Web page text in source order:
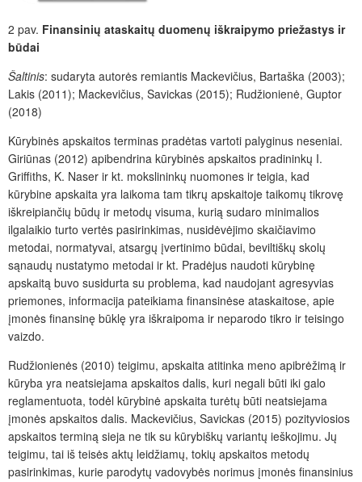
2 pav. Finansinių ataskaitų duomenų iškraipymo priežastys ir
būdai
Šaltinis: sudaryta autorės remiantis Mackevičius, Bartaška (2003);
Lakis (2011); Mackevičius, Savickas (2015); Rudžionienė, Guptor
(2018)
Kūrybinės apskaitos terminas pradėtas vartoti palyginus neseniai.
Giriūnas (2012) apibendrina kūrybinės apskaitos pradininkų I.
Griffiths, K. Naser ir kt. mokslininkų nuomones ir teigia, kad
kūrybine apskaita yra laikoma tam tikrų apskaitoje taikomų tikrovę
iškreipiančių būdų ir metodų visuma, kurią sudaro minimalios
ilgalaikio turto vertės pasirinkimas, nusidėvėjimo skaičiavimo
metodai, normatyvai, atsargų įvertinimo būdai, beviltiškų skolų
sąnaudų nustatymo metodai ir kt. Pradėjus naudoti kūrybinę
apskaitą buvo susidurta su problema, kad naudojant agresyvias
priemones, informacija pateikiama finansinėse ataskaitose, apie
įmonės finansinę būklę yra iškraipoma ir neparodo tikro ir teisingo
vaizdo.
Rudžionienės (2010) teigimu, apskaita atitinka meno apibrėžimą ir
kūryba yra neatsiejama apskaitos dalis, kuri negali būti iki galo
reglamentuota, todėl kūrybinė apskaita turėtų būti neatsiejama
įmonės apskaitos dalis. Mackevičius, Savickas (2015) pozityviosios
apskaitos terminą sieja ne tik su kūrybiškų variantų ieškojimu. Jų
teigimu, tai iš teisės aktų leidžiamų, tokių apskaitos metodų
pasirinkimas, kurie parodytų vadovybės norimus įmonės finansinius